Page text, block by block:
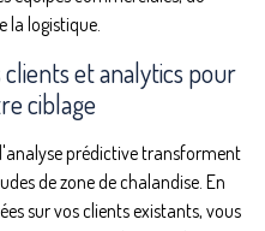
la logistique.
et analytics pour
ciblage
prédictive transforment
de zone de chalandise. En
sur vos clients existants, vous